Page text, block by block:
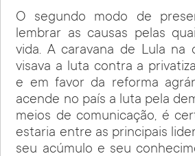
O segundo modo de
lembrar as causas pelas
vida. A caravana de Lula na
visava a luta contra a
e em favor da reforma
acende no país a luta pela
meios de comunicação, é
estaria entre as principais
seu acúmulo e seu